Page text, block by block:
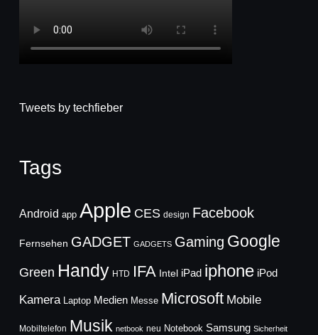
Tweets by techfieber
Tags
Android app Apple CES design Facebook
Fernsehen GADGET GADGETS Gaming Google
Green Handy HTD IFA Intel iPad iphone iPod
Kamera Laptop Medien Messe Microsoft Mobile
Mobiltelefon Musik netbook neu Notebook Samsung Sicherheit